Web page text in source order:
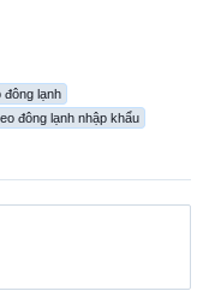
đông lạnh
đông lạnh nhập khẩu